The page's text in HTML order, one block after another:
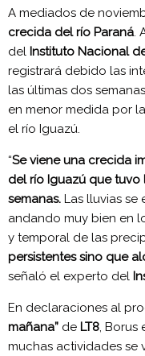
A mediados de
crecida del río Paraná.
del Instituto Nacional
registrará debido las
las últimas dos
en menor medida por
el río Iguazú.
“Se viene una crecida
del río Iguazú que tuvo
semanas. Las lluvias se
andando muy bien en
y temporal de las
persistentes sino que
señaló el experto del
En declaraciones al
mañana” de LT8, Borus
muchas actividades se